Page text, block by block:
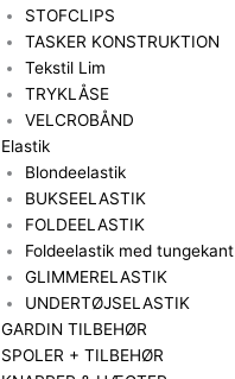
STOFCLIPS
TASKER KONSTRUKTION
Tekstil Lim
TRYKLÅSE
VELCROBÅND
Elastik
Blondeelastik
BUKSEELASTIK
FOLDEELASTIK
Foldeelastik med tungekant
GLIMMERELASTIK
UNDERTØJSELASTIK
GARDIN TILBEHØR
SPOLER + TILBEHØR